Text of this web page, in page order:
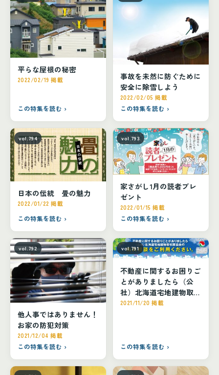
平らな屋根の秘密
2022/02/19 掲載
この特集を読む ›
事故を未然に防ぐために
安全に除雪しよう
2022/02/05 掲載
この特集を読む ›
vol.794
日本の伝統 畳の魅力
2022/01/22 掲載
この特集を読む ›
vol.793
家さがし1月の読者プレ
ゼント
2022/01/15 掲載
この特集を読む ›
vol.792
他人事ではありません！
お家の防犯対策
2021/12/04 掲載
この特集を読む ›
vol.791
不動産に関するお困りご
とがありましたら（公
社）北海道宅地建物取引
業協会の無料相談をご利
2021/11/20 掲載
この特集を読む ›